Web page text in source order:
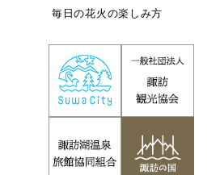
毎日の花火の楽しみ方